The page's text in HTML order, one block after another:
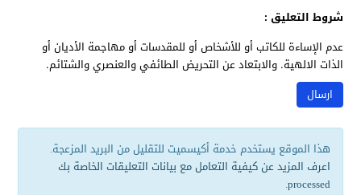
شروط التعليق :
عدم الإساءة للكاتب أو للأشخاص أو للمقدسات أو مهاجمة الأديان أو
الذات الالهية. والابتعاد عن التحريض الطائفي والعنصري والشتائم.
هذا الموقع يستخدم خدمة أكيسميت للتقليل من البريد المزعجة.
اعرف المزيد عن كيفية التعامل مع بيانات التعليقات الخاصة بك
processed
.